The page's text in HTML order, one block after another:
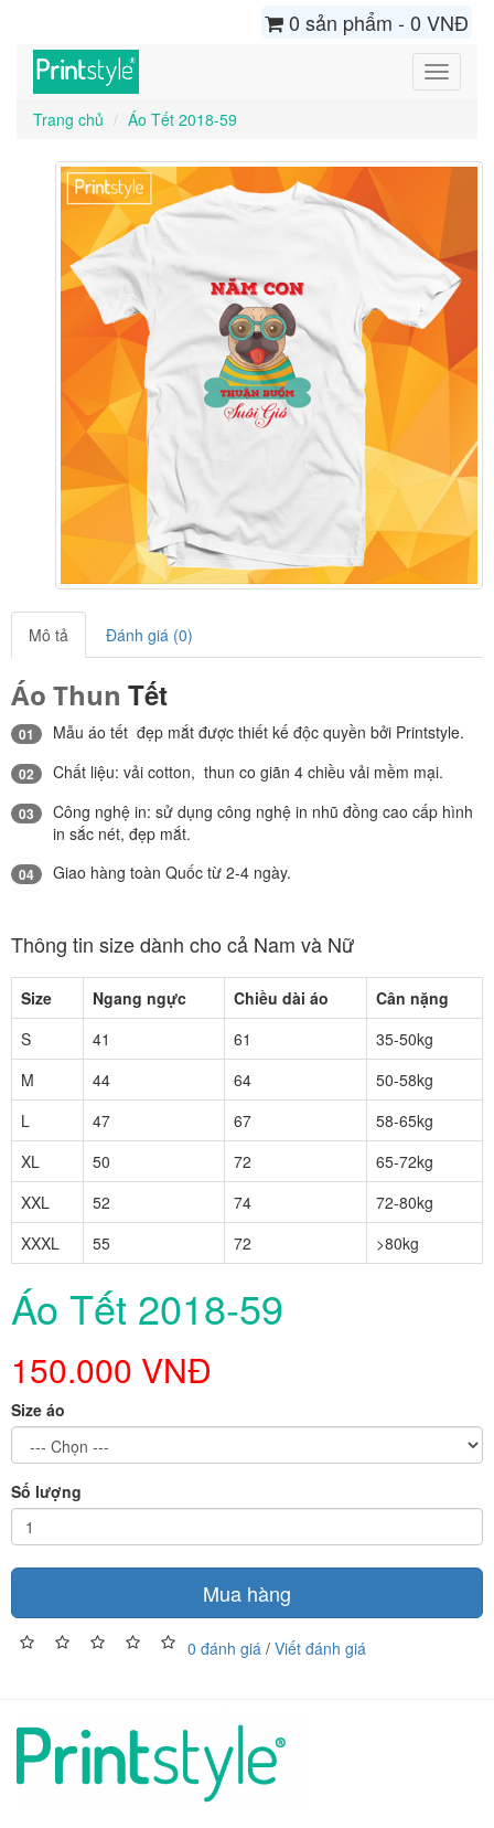
0 sản phẩm - 0 VNĐ
Toggle
Trang chủ
Áo Tết 2018-59
Mô tả Đánh giá (0)
Áo Thun Tết
01 Mẫu áo tết đẹp mắt được thiết kế độc quyền bởi Printstyle.
02 Chất liệu: vải cotton, thun co giãn 4 chiều vải mềm mại.
03
Công nghệ in: sử dụng công nghệ in nhũ đồng cao cấp hình
in sắc nét, đẹp mắt.
04 Giao hàng toàn Quốc từ 2-4 ngày.
Thông tin size dành cho cả Nam và Nữ
Size Ngang ngực Chiều dài áo
Cân nặng
S
41 61
35-50kg
M
44 64
50-58kg
L
47 67
58-65kg
XL
50 72
65-72kg
XXL
52 74
72-80kg
XXXL
55 72 >80kg
Áo Tết 2018-59
150.000 VNĐ
Size áo
Số lượng
Mua hàng
0 đánh giá / Viết đánh giá